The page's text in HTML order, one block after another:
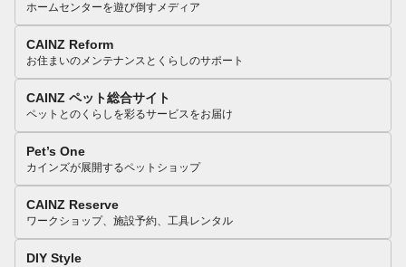
ホームセンターを遊び倒すメディア
CAINZ Reform
お住まいのメンテナンスとくらしのサポート
CAINZ ペット総合サイト
ペットとのくらしを彩るサービスをお届け
Pet’s One
カインズが展開するペットショップ
CAINZ Reserve
ワークショップ、施設予約、工具レンタル
DIY Style